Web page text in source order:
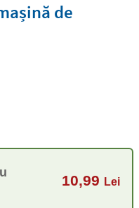
de
10,99 Lei